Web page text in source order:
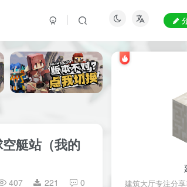
艇站（我的
407 221 0
建筑大厅专注分